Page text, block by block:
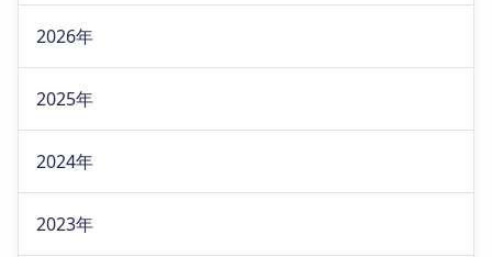
2026年
2025年
2024年
2023年